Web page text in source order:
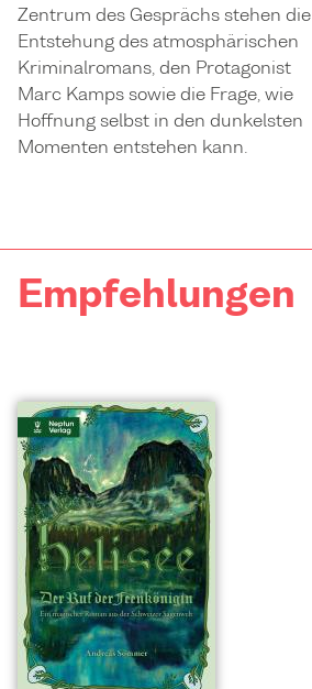
Zentrum des Gesprächs stehen die
Entstehung des atmosphärischen
Kriminalromans, den Protagonist
Marc Kamps sowie die Frage, wie
Hoffnung selbst in den dunkelsten
Momenten entstehen kann.
Empfehlungen